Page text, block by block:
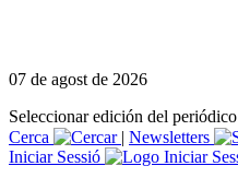
07 de agost de 2026
Seleccionar edición del periódico
Cerca
| Newsletters
Iniciar Sessió